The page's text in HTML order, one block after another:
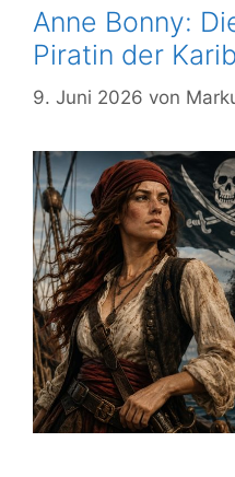
Anne Bonny:
Piratin der
9. Juni 2026 von